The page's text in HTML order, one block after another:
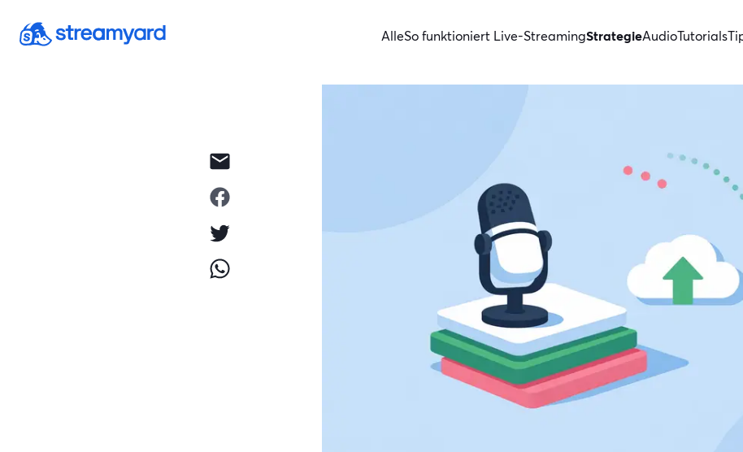
AlleSo funktioniert Live-StreamingStrategieAudioTutorials